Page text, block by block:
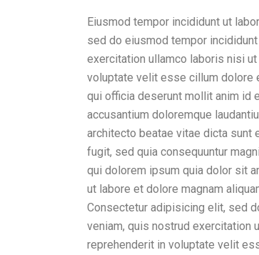
Eiusmod tempor incididunt ut
sed do eiusmod tempor
exercitation ullamco laboris nisi
voluptate velit esse cillum dolore
qui officia deserunt mollit anim id
accusantium doloremque
architecto beatae vitae dicta sunt
fugit, sed quia consequuntur
qui dolorem ipsum quia dolor sit
ut labore et dolore magnam
Consectetur adipisicing elit, sed
veniam, quis nostrud exercitation
reprehenderit in voluptate velit